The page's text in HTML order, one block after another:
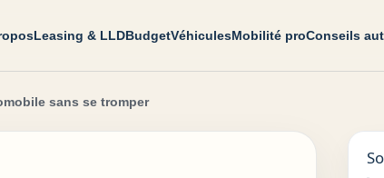
Leasing & LLDBudgetVéhiculesMobilité proConseils
sans se tromper